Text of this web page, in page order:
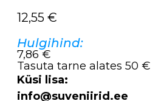
12,55 €
Hulgihind:
7,86 €
Tasuta tarne alates 50 €
Küsi lisa:
info@suveniirid.ee